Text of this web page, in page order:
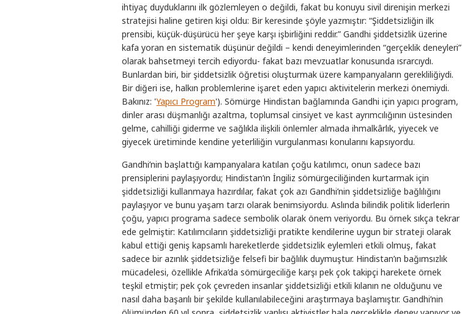
ihtiyaç duyduklarını ilk gözlemleyen o değildi, fakat bu konuyu sivil direnişin merkezi
stratejisi haline getiren kişi oldu: Bir keresinde şöyle yazmıştır: “Şiddetsizliğin ilk
prensibi, küçük-düşürücü her şeye karşı işbirliğini reddir.” Gandhi şiddetsizlik üzerine
kafa yoran en sistematik düşünür değildi – kendi deneyimlerinden “gerçeklik deneyleri”
olarak bahsetmeyi tercih ediyordu- fakat bazı mevzuatlar konusunda ısrarcıydı.
Bunlardan biri, bir şiddetsizlik öğretisi oluşturmak üzere kampanyaların gerekliliğiydi.
Bir diğeri ise, halkın problemlerine işaret eden yapıcı aktivitelerin merkezi önemiydi.
Bakınız: 'Yapıcı Program'). Sömürge Hindistan bağlamında Gandhi için yapıcı program,
dinler arası düşmanlığı azaltma, toplumsal cinsiyet ve kast ayrımcılığının üstesinden
gelme, cahilliği giderme ve sağlıkla ilişkili önlemler almada ihmalkârlık, yiyecek ve
giyecek üretiminde kendine yeterliliğin vurgulanması konularını kapsıyordu.
Gandhi’nin başlattığı kampanyalara katılan çoğu katılımcı, onun sadece bazı
prensiplerini paylaşıyordu; Hindistan’ın İngiliz sömürgeciliğinden kurtarmak için
şiddetsizliği kullanmaya hazırdılar, fakat çok azı Gandhi’nin şiddetsizliğe bağlılığını
paylaşıyor ve bunu yaşam tarzı olarak benimsiyordu. Aslında bilindik politik liderlerin
çoğu, yapıcı programa sadece sembolik olarak önem veriyordu. Bu örnek sıkça tekrar
ede gelmiştir: Katılımcıların şiddetsizliği pratikte kendilerine uygun bir strateji olarak
kabul ettiği geniş kapsamlı hareketlerde şiddetsizlik eylemleri etkili olmuş, fakat
sadece bir azınlık şiddetsizliğe felsefi bir bağlılık duymuştur. Hindistan’ın bağımsızlık
mücadelesi, özellikle Afrika’da sömürgeciliğe karşı pek çok takipçi harekete örnek
teşkil etmiştir; pek çok çevreden insanlar şiddetsizliği etkili kılanın ne olduğunu ve
nasıl daha başarılı bir şekilde kullanılabileceğini araştırmaya başlamıştır. Gandhi’nin